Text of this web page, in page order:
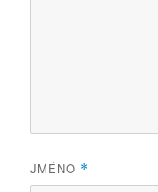
JMÉNO *